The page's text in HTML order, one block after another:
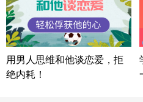
微信用户 喜欢
情感方案
浙江-宁波
属情感方案
湖南-长沙
用男人思维和他谈恋爱，拒
绝内耗！